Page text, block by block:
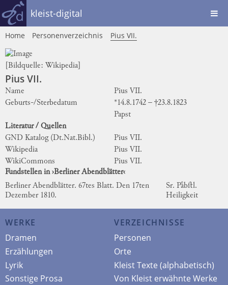
kleist-digital
Home Personenverzeichnis Pius VII.
[Bildquelle: Wikipedia
Pius VII.
Name
Pius VII.
Geburts-/Sterbedatum
*14.8.1742 – †23.8.1823
Papst
Literatur / Quellen
GND Katalog (Dt.Nat.Bibl.)
Pius VII.
Wikipedia
Pius VII.
WikiCommons
Pius VII.
Fundstellen in ›Berliner Abendblätter‹
Berliner Abendblätter. 67tes Blatt. Den 17ten
Dezember 1810.
Sr. Paͤbſtl.
Heiligkeit
WERKE
Dramen
Erzählungen
Lyrik
Sonstige Prosa
VERZEICHNISSE
Personen
Orte
Kleist Texte (alphabetisch)
Von Kleist erwähnte Werke